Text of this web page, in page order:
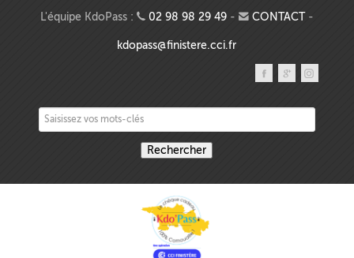
Aller au contenu principal
L'équipe KdoPass : 02 98 98 29 49- CONTACT-
kdopass@finistere.cci.fr
Saisissez vos mots-clés